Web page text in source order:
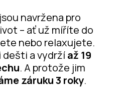
navržena pro
– ať už míříte do
nebo relaxujete.
dešti a vydržíaž 19
. A protože jim
záruku 3 roky.